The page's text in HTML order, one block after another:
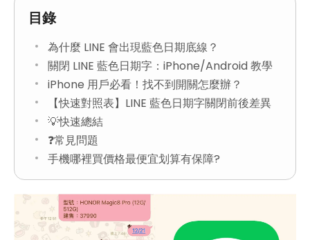
目錄
為什麼 LINE 會出現藍色日期底線？
關閉 LINE 藍色日期字：iPhone/Android 教學
iPhone 用戶必看！找不到開關怎麼辦？
【快速對照表】LINE 藍色日期字關閉前後差異
💡快速總結
❓常見問題
手機哪裡買價格最便宜划算有保障?